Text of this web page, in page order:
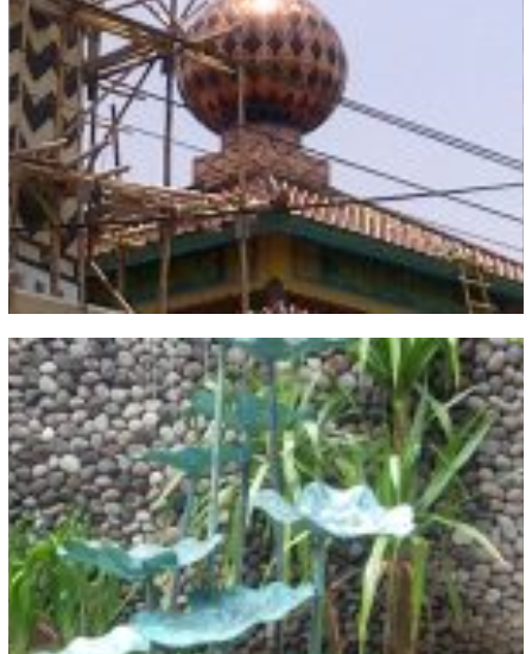
Model Lain Tembaga Kuningan
Water Fountain Tembaga Kuningan